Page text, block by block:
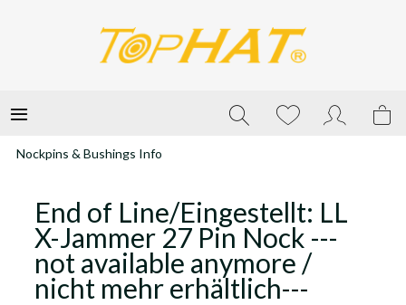
Nockpins & Bushings Info
End of Line/Eingestellt: LL
X-Jammer 27 Pin Nock ---
not available anymore /
nicht mehr erhältlich---